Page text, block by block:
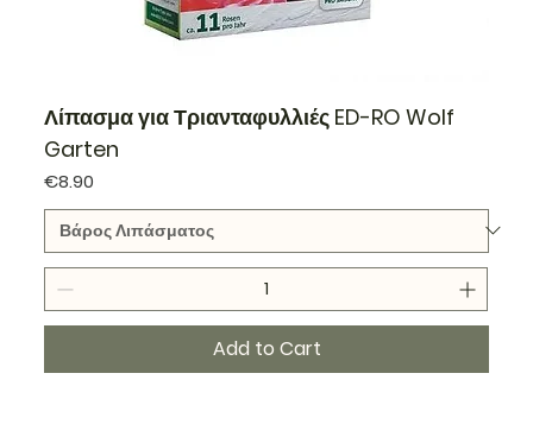
Λίπασμα για Τριανταφυλλιές ED-RO Wolf
Garten
Price
€8.90
Add to Cart